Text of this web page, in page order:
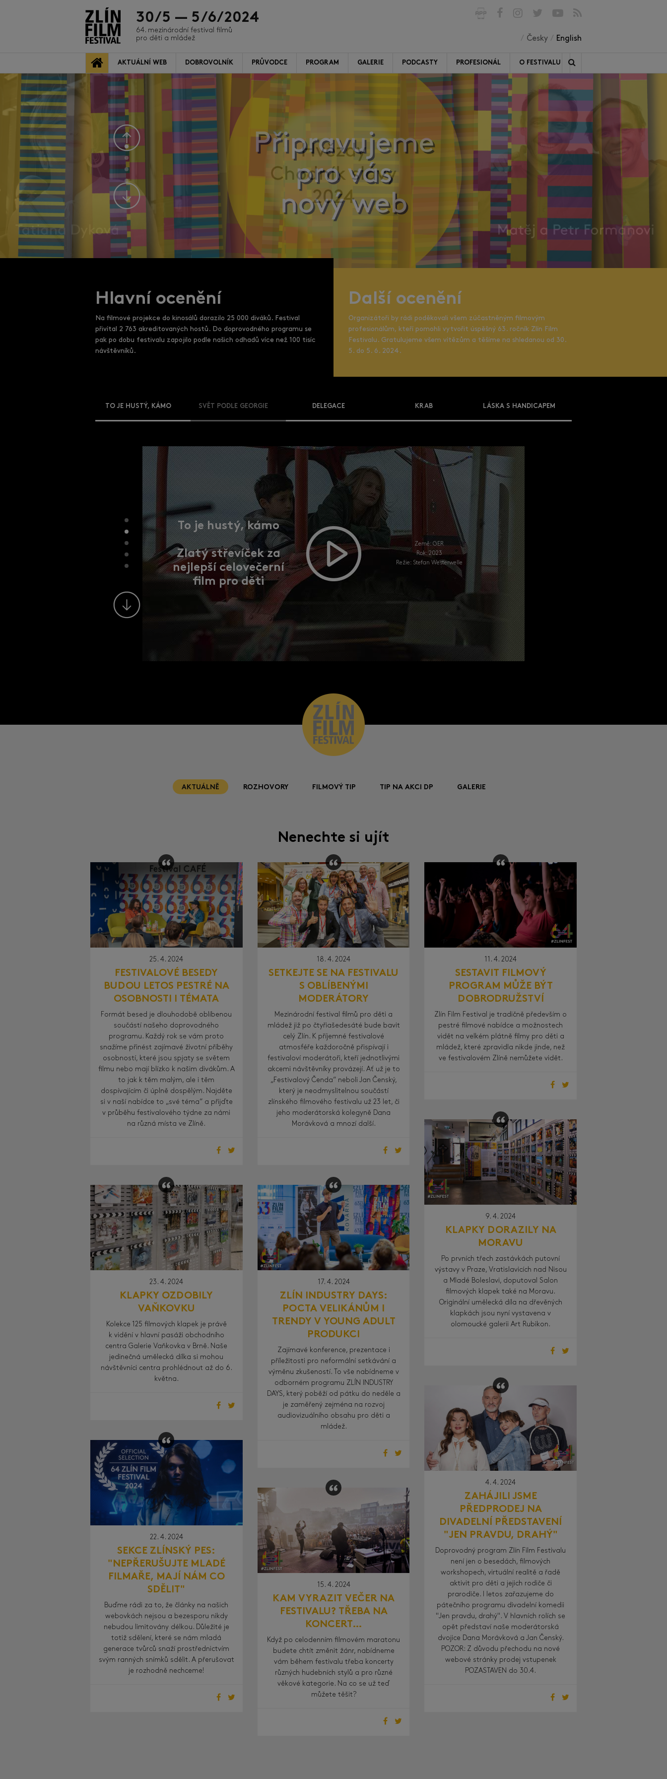
30/5 — 5/6/2024
64. mezinárodní festival filmů
pro děti a mládež
Česky English
AKTUÁLNÍ WEB DOBROVOLNÍK PRŮVODCE PROGRAM GALERIE PODCASTY PROFESIONÁL O FESTIVALU
Hlavní ocenění
Na filmové projekce do kinosálů dorazilo 25 000 diváků. Festival
přivítal 2 763 akreditovaných hostů. Do doprovodného programu se
pak po dobu festivalu zapojilo podle našich odhadů více než 100 tisíc
návštěvníků.
Další ocenění
Organizátoři by rádi poděkovali všem zúčastněným filmovým
profesionálům, kteří pomohli vytvořit úspěšný 63. ročník Zlín Film
Festivalu. Gratulujeme všem vítězům a těšíme na shledanou od 30.
5. do 5. 6. 2024.
TO JE HUSTÝ, KÁMO SVĚT PODLE GEORGIE DELEGACE KRAB LÁSKA S HANDICAPEM
Svět podle Georgie
Zlatý střevíček za
nejlepší celovečerní
film pro dospívající
Země: GBR
Rok: 2023
Režie: Charlotte Regan
AKTUÁLNĚ ROZHOVORY FILMOVÝ TIP TIP NA AKCI DP GALERIE
Nenechte si ujít
25. 4. 2024
FESTIVALOVÉ BESEDY
BUDOU LETOS PESTRÉ NA
OSOBNOSTI I TÉMATA
Formát besed je dlouhodobě oblíbenou
součástí našeho doprovodného
programu. Každý rok se vám proto
snažíme přinést zajímavé životní příběhy
osobností, které jsou spjaty se světem
filmu nebo mají blízko k našim divákům. A
to jak k těm malým, ale i těm
dospívajícím či úplně dospělým. Najděte
si v naší nabídce to „své téma“ a přijďte
v průběhu festivalového týdne za námi
na různá místa ve Zlíně.
23. 4. 2024
KLAPKY OZDOBILY
VAŇKOVKU
Kolekce 125 filmových klapek je právě
k vidění v hlavní pasáži obchodního
centra Galerie Vaňkovka v Brně. Naše
jedinečná umělecká dílka si mohou
návštěvníci centra prohlédnout až do 6.
května.
22. 4. 2024
SEKCE ZLÍNSKÝ PES:
"NEPŘERUŠUJTE MLADÉ
FILMAŘE, MAJÍ NÁM CO
SDĚLIT"
Buďme rádi za to, že články na našich
webovkách nejsou a bezesporu nikdy
nebudou limitovány délkou. Důležité je
totiž sdělení, které se nám mladá
generace tvůrců snaží prostřednictvím
svým ranných snímků sdělit. A přerušovat
je rozhodně nechceme!
18. 4. 2024
SETKEJTE SE NA FESTIVALU
S OBLÍBENÝMI
MODERÁTORY
Mezinárodní festival filmů pro děti a
mládež již po čtyřiašedesáté bude bavit
celý Zlín. K příjemné festivalové
atmosféře každoročně přispívají i
festivaloví moderátoři, kteří jednotlivými
akcemi návštěvníky provázejí. Ať už je to
„Festivalový Čenda“ neboli Jan Čenský,
který je neodmyslitelnou součástí
zlínského filmového festivalu už 23 let, či
jeho moderátorská kolegyně Dana
Morávková a mnozí další.
17. 4. 2024
ZLÍN INDUSTRY DAYS:
POCTA VELIKÁNŮM I
TRENDY V YOUNG ADULT
PRODUKCI
Zajímavé konference, prezentace i
příležitosti pro neformální setkávání a
výměnu zkušeností. To vše nabídneme v
odborném programu ZLÍN INDUSTRY
DAYS, který poběží od pátku do neděle a
je zaměřený zejména na rozvoj
audiovizuálního obsahu pro děti a
mládež.
15. 4. 2024
KAM VYRAZIT VEČER NA
FESTIVALU? TŘEBA NA
KONCERT…
Když po celodenním filmovém maratonu
budete chtít změnit žánr, nabídneme
vám během festivalu třeba koncerty
různých hudebních stylů a pro různé
věkové kategorie. Na co se už teď
můžete těšit?
11. 4. 2024
SESTAVIT FILMOVÝ
PROGRAM MŮŽE BÝT
DOBRODRUŽSTVÍ
Zlín Film Festival je tradičně především o
pestré filmové nabídce a možnostech
vidět na velkém plátně filmy pro děti a
mládež, které zpravidla nikde jinde, než
ve festivalovém Zlíně nemůžete vidět.
9. 4. 2024
KLAPKY DORAZILY NA
MORAVU
Po prvních třech zastávkách putovní
výstavy v Praze, Vratislavicích nad Nisou
a Mladé Boleslavi, doputoval Salon
filmových klapek také na Moravu.
Originální umělecká díla na dřevěných
klapkách jsou nyní vystavena v
olomoucké galerii Art Rubikon.
4. 4. 2024
ZAHÁJILI JSME
PŘEDPRODEJ NA
DIVADELNÍ PŘEDSTAVENÍ
"JEN PRAVDU, DRAHÝ"
Doprovodný program Zlín Film Festivalu
není jen o besedách, filmových
workshopech, virtuální realitě a řadě
aktivit pro děti a jejich rodiče či
prarodiče. I letos zařazujeme do
pátečního programu divadelní komedii
"Jen pravdu, drahý". V hlavních rolích se
opět představí naše moderátorská
dvojice Dana Morávková a Jan Čenský.
POZOR: Z důvodu přechodu na nové
webové stránky prodej vstupenek
POZASTAVEN do 30.4.